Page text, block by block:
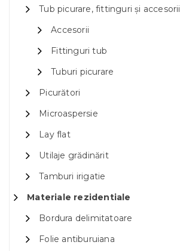
Tub picurare, fittinguri și accesorii
Accesorii
Fittinguri tub
Tuburi picurare
Picurători
Microaspersie
Lay flat
Utilaje grădinărit
Tamburi irigatie
Materiale rezidentiale
Bordura delimitatoare
Folie antiburuiana